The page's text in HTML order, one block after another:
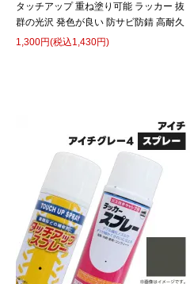
タッチアップ 重ね塗り可能 ラッカー 抜
群の光沢 発色が良い 防サビ防錆 高耐久
1,300円(税込1,430円)